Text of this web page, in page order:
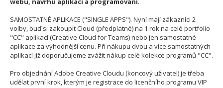
SAMOSTATNÉ APLIKACE ("SINGLE APPS"). Nyní mají zákazníci 2
volby, buď si zakoupit Cloud (předplatné) na 1 rok na celé portfolio
"CC" aplikací (Creative Cloud for Teams) nebo jen samostatné
aplikace za výhodnější cenu. Při nákupu dvou a více samostatných
aplikací již doporučujeme zvážit nákup celé kolekce programů "CC".
Pro objednání Adobe Creative Cloudu (koncový uživatel) je třeba
udělat první krok, kterým je registrace do licenčního programu VIP